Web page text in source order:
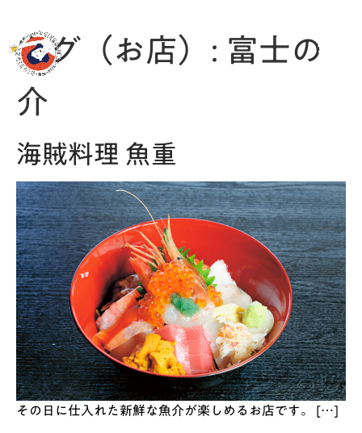
タグ（お店）: 富士の
介
海賊料理 魚重
その日に仕入れた新鮮な魚介が楽しめるお店です。 […]